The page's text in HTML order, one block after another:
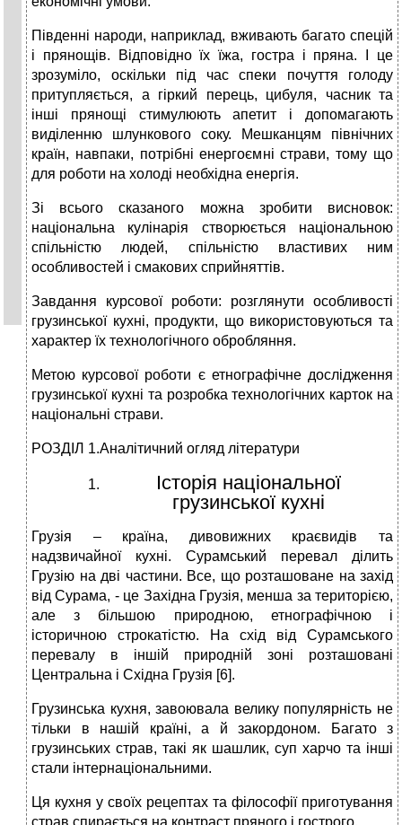
Південні народи, наприклад, вживають багато спецій
і прянощів. Відповідно їх їжа, гостра і пряна. І це
зрозуміло, оскільки під час спеки почуття голоду
притупляється, а гіркий перець, цибуля, часник та
інші прянощі стимулюють апетит і допомагають
виділенню шлункового соку. Мешканцям північних
країн, навпаки, потрібні енергоємні страви, тому що
для роботи на холоді необхідна енергія.
Зі всього сказаного можна зробити висновок:
національна кулінарія створюється національною
спільністю людей, спільністю властивих ним
особливостей і смакових сприйняттів.
Завдання курсової роботи: розглянути особливості
грузинської кухні, продукти, що використовуються та
характер їх технологічного обробляння.
Метою курсової роботи є етнографічне дослідження
грузинської кухні та розробка технологічних карток на
національні страви.
РОЗДІЛ 1.Аналітичний огляд літератури
Історія національної
грузинської кухні
Грузія – країна, дивовижних краєвидів та
надзвичайної кухні. Сурамський перевал ділить
Грузію на дві частини. Все, що розташоване на захід
від Сурама, - це Західна Грузія, менша за територією,
але з більшою природною, етнографічною і
історичною строкатістю. На схід від Сурамського
перевалу в іншій природній зоні розташовані
Центральна і Східна Грузія [6].
Грузинська кухня, завоювала велику популярність не
тільки в нашій країні, а й закордоном. Багато з
грузинських страв, такі як шашлик, суп харчо та інші
стали інтернаціональними.
Ця кухня у своїх рецептах та філософії приготування